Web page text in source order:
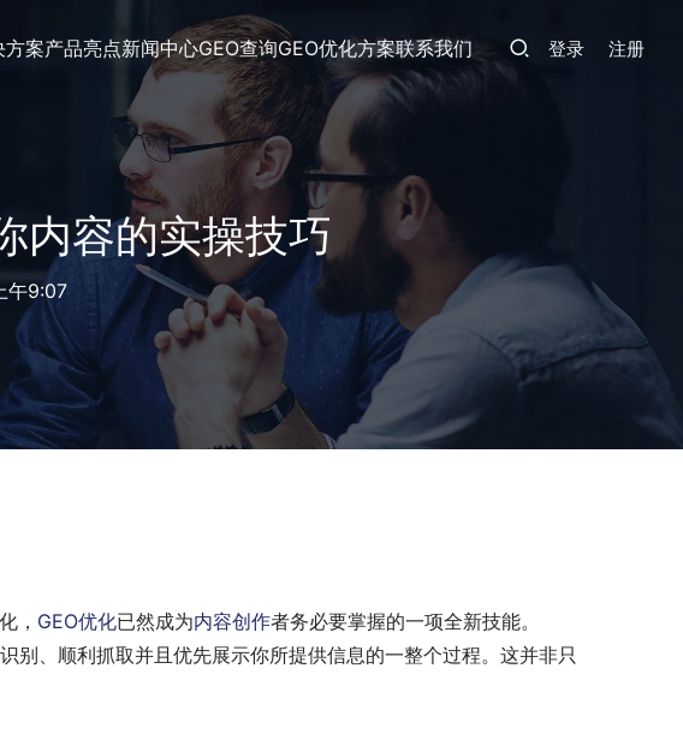
方案产品亮点新闻中心GEO查询GEO优化方案联系我们 登录 注册
内容的实操技巧
午9:07
， GEO优化已然成为内容创作者务必要掌握的一项全新技能。
别、顺利抓取并且优先展示你所提供信息的一整个过程。这并非只